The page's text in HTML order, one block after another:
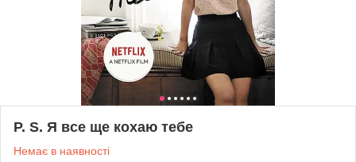
P. S. Я все ще кохаю тебе
Немає в наявності